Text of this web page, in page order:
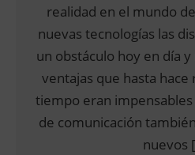
realidad en el mundo
nuevas tecnologías las
un obstáculo hoy en día
ventajas que hasta
tiempo eran
de comunicación
nuevos